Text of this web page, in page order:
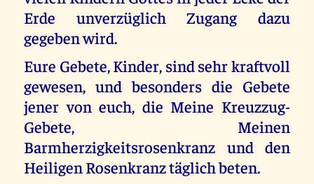
Erde unverzüglich Zugang dazu
gegeben wird.
Eure Gebete, Kinder, sind sehr kraftvoll
gewesen, und besonders die Gebete
jener von euch, die Meine Kreuzzug-
Gebete, Meinen
Barmherzigkeitsrosenkranz und den
Heiligen Rosenkranz täglich beten.